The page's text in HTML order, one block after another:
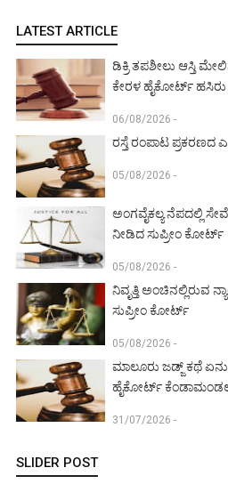
LATEST ARTICLE
ಡಿಕ್ರಿ ತಪಶೀಲು ಆಸ್ತಿ
ಕೇರಳ ಹೈಕೋರ್ಟ್ ಹಸಿರು
06/08/2026 -
ರಸ್ತೆ ರಂಪಾಟ ಪ್ರಕರಣದ
05/08/2026 -
ಅಂಗವೈಕಲ್ಯ ನೆಪದಲ್ಲಿ
ನೀಡಿದ ಸುಪ್ರೀಂ ಕೋರ್ಟ್‌
05/08/2026 -
ನಿವೃತ್ತಿ ಅಂಚಿನಲ್ಲಿರುವ
ಸುಪ್ರೀಂ ಕೋರ್ಟ್‌
05/08/2026 -
ಮಾಲೂರು ಜಡ್ಜ್‌ ಕಥೆ
ಹೈಕೋರ್ಟ್
31/07/2026 -
SLIDER POST